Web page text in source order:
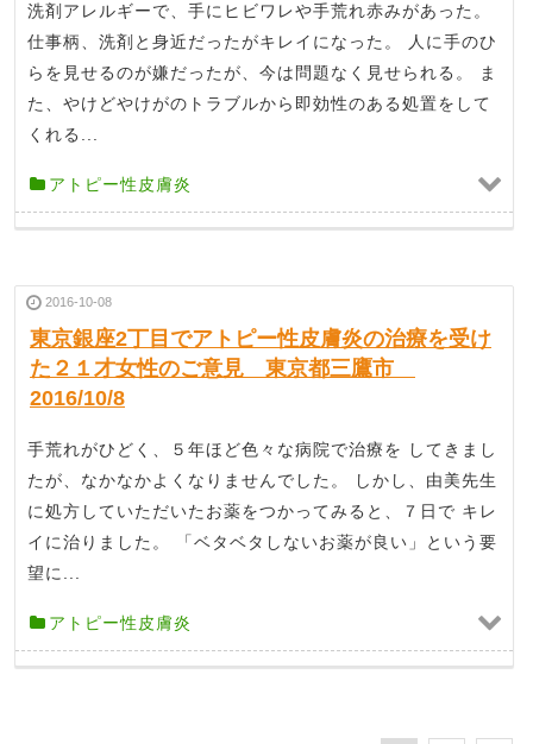
洗剤アレルギーで、手にヒビワレや手荒れ赤みがあった。
仕事柄、洗剤と身近だったがキレイになった。 人に手のひ
らを見せるのが嫌だったが、今は問題なく見せられる。 ま
た、やけどやけがのトラブルから即効性のある処置をして
くれる...
アトピー性皮膚炎
2016-10-08
東京銀座2丁目でアトピー性皮膚炎の治療を受け
た２１才女性のご意見 東京都三鷹市
2016/10/8
手荒れがひどく、５年ほど色々な病院で治療を してきまし
たが、なかなかよくなりませんでした。 しかし、由美先生
に処方していただいたお薬をつかってみると、７日で キレ
イに治りました。 「ベタベタしないお薬が良い」という要
望に...
アトピー性皮膚炎